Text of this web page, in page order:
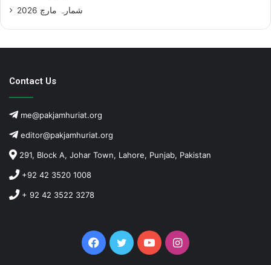
شمارہ مارچ 2026
Contact Us
me@pakjamhuriat.org
editor@pakjamhuriat.org
291, Block A, Johar Town, Lahore, Punjab, Pakistan
+92 42 3520 1008
+ 92 42 3522 3278
Facebook
TwitterYouTubeInstagram